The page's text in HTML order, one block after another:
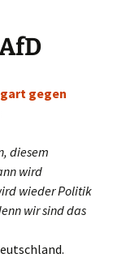
gegen
diesem
wird
wieder Politik
wir sind das